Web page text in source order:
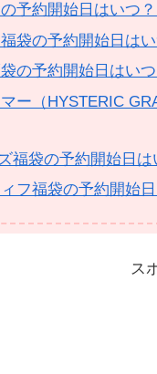
予約開始日はいつ
袋の予約開始日は
の予約開始日はい
ー（HYSTERIC
福袋の予約開始日
フ福袋の予約開始
ス